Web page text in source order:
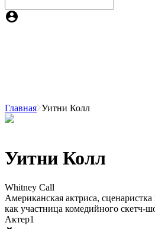
Главная Уитни Колл
Уитни Колл
Whitney Call
Американская актриса,
как участница комедийного скетч-
Актер1